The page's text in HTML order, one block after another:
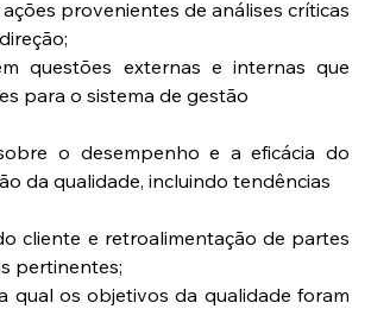
provenientes de análises críticas
questões externas e internas que
para o sistema de gestão
o desempenho e a eficácia do
da qualidade, incluindo tendências
cliente e retroalimentação de partes
pertinentes;
qual os objetivos da qualidade foram